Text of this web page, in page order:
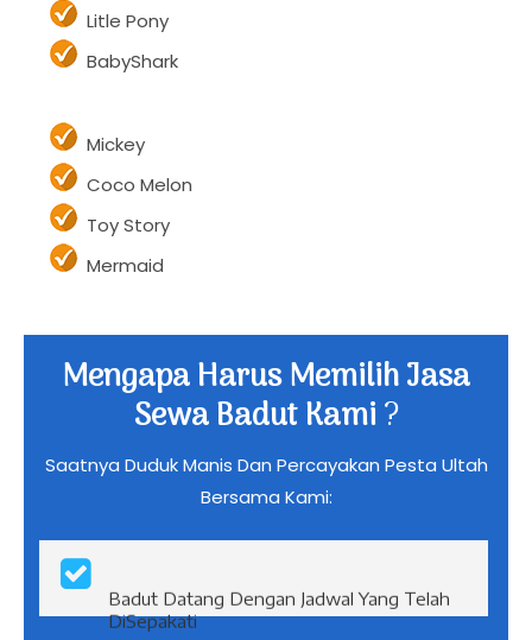
Litle Pony
BabyShark
Mickey
Coco Melon
Toy Story
Mermaid
Mengapa Harus Memilih Jasa
Sewa Badut Kami?
Saatnya Duduk Manis Dan Percayakan Pesta Ultah
Bersama Kami:
Badut Datang Dengan Jadwal Yang Telah
DiSepakati